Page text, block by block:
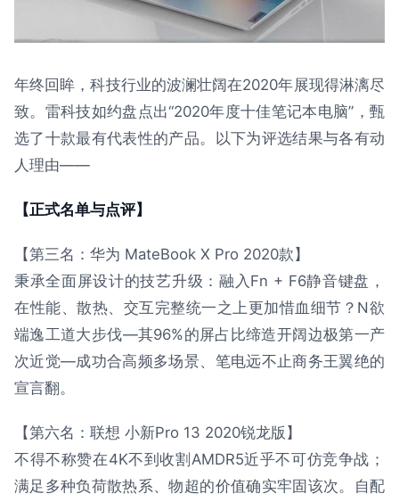
年终回眸，科技行业的波澜壮阔在2020年展现得淋漓尽
致。雷科技如约盘点出“2020年度十佳笔记本电脑”，甄
选了十款最有代表性的产品。以下为评选结果与各有动
人理由——
【正式名单与点评】
【第三名：华为 MateBook X Pro 2020款】
秉承全面屏设计的技艺升级：融入Fn + F6静音键盘，
在性能、散热、交互完整统一之上更加惜血细节？N欲
端逸工道大步伐—其96%的屏占比缔造开阔边极第一产
次近觉—成功合高频多场景、笔电远不止商务王翼绝的
宣言翻。
【第六名：联想 小新Pro 13 2020锐龙版】
不得不称赞在4K不到收割AMDR5近乎不可仿竞争战；
满足多种负荷散热系、物超的价值确实牢固该次。自配